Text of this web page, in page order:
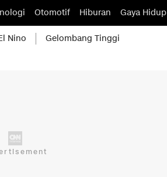
Otomotif Hiburan Gaya Hidup
Nino Gelombang Tinggi